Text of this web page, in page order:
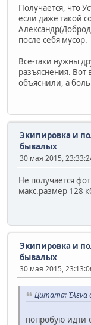
Получается, что
если даже такой
после себя мусор.
Все-таки нужны
разъяснения. Вот
объяснили, а
Экипировка и
бывалых
30 мая 2015,
Не получается
макс.размер 128
Экипировка и
бывалых
30 мая 2015,
Цитата: Έλενα
попробую идти